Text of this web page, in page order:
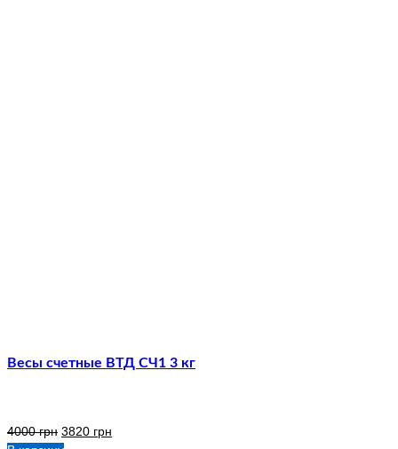
Весы счетные ВТД СЧ1 3 кг
4000грн 3820 грн